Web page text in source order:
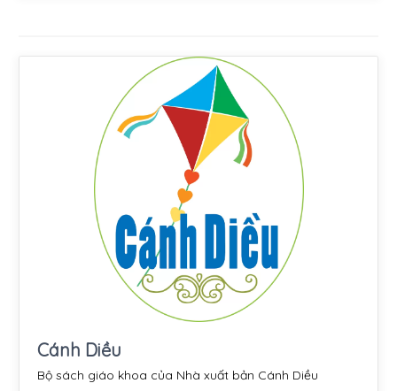
Cánh Diều
Bộ sách giáo khoa của Nhà xuất bản Cánh Diều